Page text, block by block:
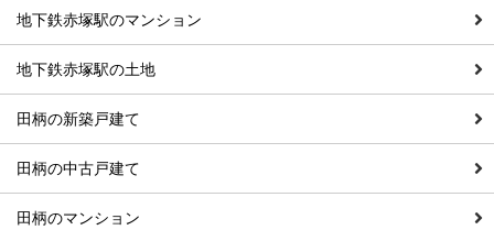
地下鉄赤塚駅のマンション
地下鉄赤塚駅の土地
田柄の新築戸建て
田柄の中古戸建て
田柄のマンション